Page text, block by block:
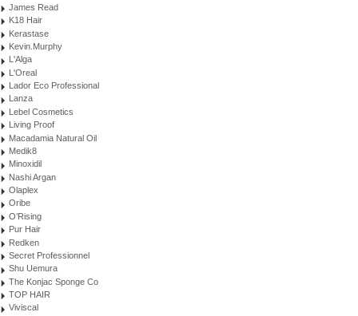
James Read
K18 Hair
Kerastase
Kevin.Murphy
L'Alga
L'Oreal
Lador Eco Professional
Lanza
Lebel Cosmetics
Living Proof
Macadamia Natural Oil
Medik8
Minoxidil
Nashi Argan
Olaplex
Oribe
O’Rising
Pur Hair
Redken
Secret Professionnel
Shu Uemura
The Konjac Sponge Co
TOP HAIR
Viviscal